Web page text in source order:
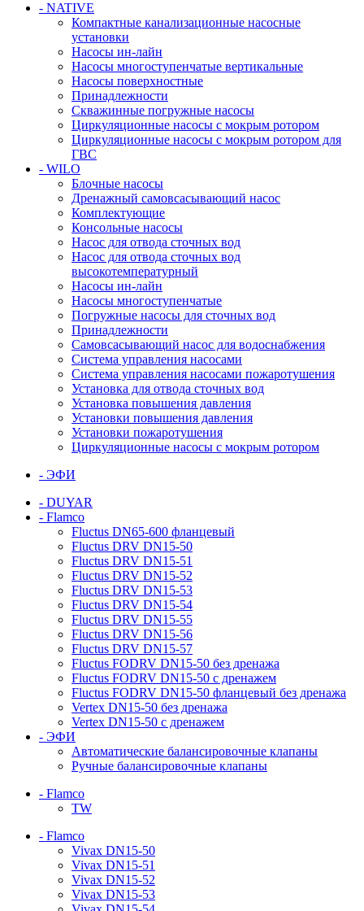
- NATIVE
Компактные канализационные насосные
установки
Насосы ин-лайн
Насосы многоступенчатые вертикальные
Насосы поверхностные
Принадлежности
Скважинные погружные насосы
Циркуляционные насосы с мокрым ротором
Циркуляционные насосы с мокрым ротором для
ГВС
- WILO
Блочные насосы
Дренажный самовсасывающий насос
Комплектующие
Консольные насосы
Насос для отвода сточных вод
Насос для отвода сточных вод
высокотемпературный
Насосы ин-лайн
Насосы многоступенчатые
Погружные насосы для сточных вод
Принадлежности
Самовсасывающий насос для водоснабжения
Система управления насосами
Система управления насосами пожаротушения
Установка для отвода сточных вод
Установка повышения давления
Установки повышения давления
Установки пожаротушения
Циркуляционные насосы с мокрым ротором
- ЭФИ
- DUYAR
- Flamco
Fluctus DN65-600 фланцевый
Fluctus DRV DN15-50
Fluctus DRV DN15-51
Fluctus DRV DN15-52
Fluctus DRV DN15-53
Fluctus DRV DN15-54
Fluctus DRV DN15-55
Fluctus DRV DN15-56
Fluctus DRV DN15-57
Fluctus FODRV DN15-50 без дренажа
Fluctus FODRV DN15-50 с дренажем
Fluctus FODRV DN15-50 фланцевый без дренажа
Vertex DN15-50 без дренажа
Vertex DN15-50 с дренажем
- ЭФИ
Автоматические балансировочные клапаны
Ручные балансировочные клапаны
- Flamco
TW
- Flamco
Vivax DN15-50
Vivax DN15-51
Vivax DN15-52
Vivax DN15-53